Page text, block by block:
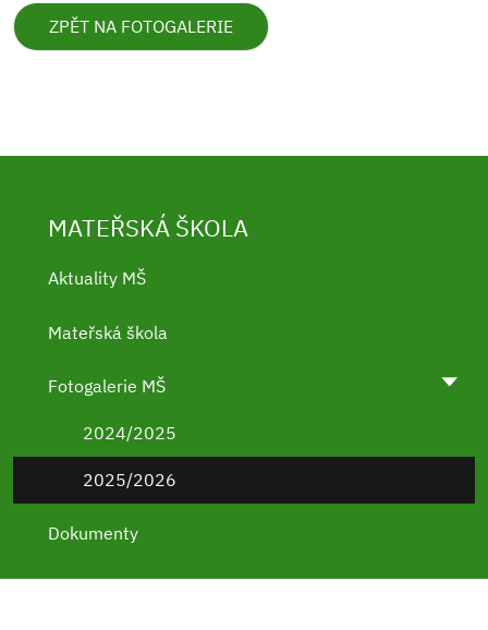
ZPĚT NA FOTOGALERIE
MATEŘSKÁ ŠKOLA
Aktuality MŠ
Mateřská škola
Fotogalerie MŠ
2024/2025
2025/2026
Dokumenty